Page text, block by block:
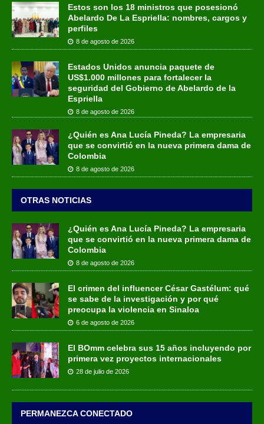
Estos son los 18 ministros que posesionó
Abelardo De La Espriella: nombres, cargos y
perfiles
8 de agosto de 2026
Estados Unidos anuncia paquete de
US$1.000 millones para fortalecer la
seguridad del Gobierno de Abelardo de la
Espriella
8 de agosto de 2026
¿Quién es Ana Lucía Pineda? La empresaria
que se convirtió en la nueva primera dama de
Colombia
8 de agosto de 2026
OTRAS NOTICIAS
¿Quién es Ana Lucía Pineda? La empresaria
que se convirtió en la nueva primera dama de
Colombia
8 de agosto de 2026
El crimen del influencer César Gastélum: qué
se sabe de la investigación y por qué
preocupa la violencia en Sinaloa
6 de agosto de 2026
El BOmm celebra sus 15 años incluyendo por
primera vez proyectos internacionales
28 de julio de 2026
PERMANEZCA CONECTADO